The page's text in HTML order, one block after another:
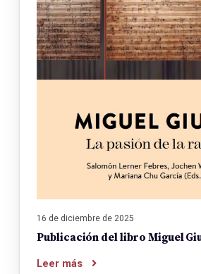
16 de diciembre de 2025
Publicación del libro Miguel
Leer más